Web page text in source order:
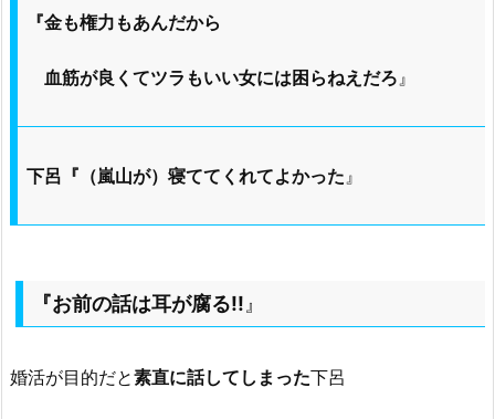
『金も権力もあんだから
血筋が良くてツラもいい女には困らねえだろ』
下呂『（嵐山が）寝ててくれてよかった 』
『お前の話は耳が腐る!! 』
婚活が目的だと素直に話してしまった下呂